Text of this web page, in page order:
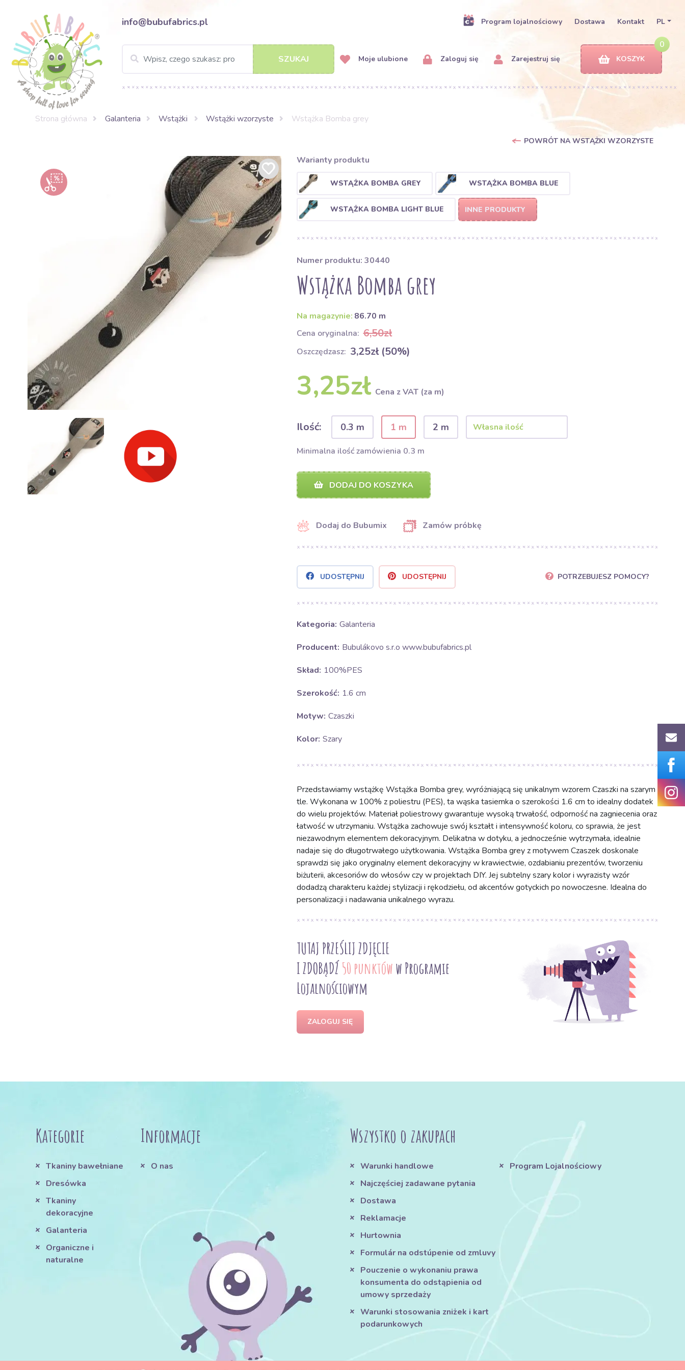
info@bubufabrics.pl Program lojalnościowy Dostawa Kontakt PL
SZUKAJ Moje ulubione Zaloguj się Zarejestruj się
0
KOSZYK
Strona główna Galanteria Wstążki Wstążki wzorzyste Wstążka Bomba grey
POWRÓT NA WSTĄŻKI WZORZYSTE
Warianty produktu
WSTĄŻKA BOMBA GREY WSTĄŻKA BOMBA BLUE
WSTĄŻKA BOMBA LIGHT BLUE INNE PRODUKTY
Numer produktu: 30440
Wstążka Bomba grey
Na magazynie: 86.70 m
Cena oryginalna: 6,50zł
Oszczędzasz: 3,25zł (50%)
3,25zł Cena z VAT (za m)
Ilość: 0.3 m 1 m 2 m
Minimalna ilość zamówienia 0.3 m
DODAJ DO KOSZYKA
Dodaj do Bubumix Zamów próbkę
UDOSTĘPNIJ UDOSTĘPNIJ POTRZEBUJESZ POMOCY?
Kategoria: Galanteria
Producent: Bubulákovo s.r.o www.bubufabrics.pl
Skład: 100%PES
Szerokość: 1.6 cm
Motyw: Czaszki
Kolor: Szary
Przedstawiamy wstążkę Wstążka Bomba grey, wyróżniającą się unikalnym wzorem Czaszki na szarym
tle. Wykonana w 100% z poliestru (PES), ta wąska tasiemka o szerokości 1.6 cm to idealny dodatek
do wielu projektów. Materiał poliestrowy gwarantuje wysoką trwałość, odporność na zagniecenia oraz
łatwość w utrzymaniu. Wstążka zachowuje swój kształt i intensywność koloru, co sprawia, że jest
niezawodnym elementem dekoracyjnym. Delikatna w dotyku, a jednocześnie wytrzymała, idealnie
nadaje się do długotrwałego użytkowania. Wstążka Bomba grey z motywem Czaszek doskonale
sprawdzi się jako oryginalny element dekoracyjny w krawiectwie, ozdabianiu prezentów, tworzeniu
biżuterii, akcesoriów do włosów czy w projektach DIY. Jej subtelny szary kolor i wyrazisty wzór
dodadzą charakteru każdej stylizacji i rękodziełu, od akcentów gotyckich po nowoczesne. Idealna do
personalizacji i nadawania unikalnego wyrazu.
TUTAJ PRZEŚLIJ ZDJĘCIE
I ZDOBĄDŹ 50 punktóww Programie
Lojalnościowym
ZALOGUJ SIĘ
Kategorie
Tkaniny bawełniane
Dresówka
Tkaniny
dekoracyjne
Galanteria
Organiczne i
naturalne
Informacje
O nas
Wszystko o zakupach
Warunki handlowe
Najczęściej zadawane pytania
Dostawa
Reklamacje
Hurtownia
Formulár na odstúpenie od zmluvy
Pouczenie o wykonaniu prawa
konsumenta do odstąpienia od
umowy sprzedaży
Warunki stosowania zniżek i kart
podarunkowych
Program Lojalnościowy